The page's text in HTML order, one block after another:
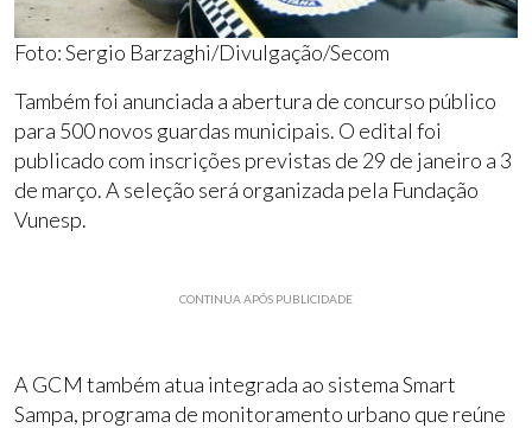
Foto: Sergio Barzaghi/Divulgação/Secom
Também foi anunciada a abertura de concurso público
para 500 novos guardas municipais. O edital foi
publicado com inscrições previstas de 29 de janeiro a 3
de março. A seleção será organizada pela Fundação
Vunesp.
CONTINUA APÓS PUBLICIDADE
A GCM também atua integrada ao sistema Smart
Sampa, programa de monitoramento urbano que reúne